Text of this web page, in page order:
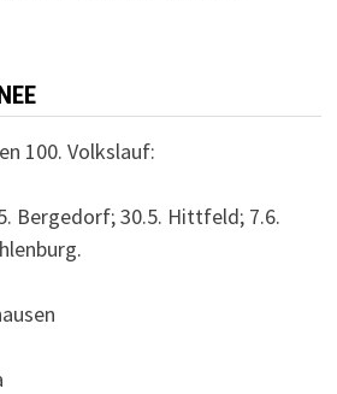
100. Volkslauf:
Bergedorf; 30.5. Hittfeld; 7.6.